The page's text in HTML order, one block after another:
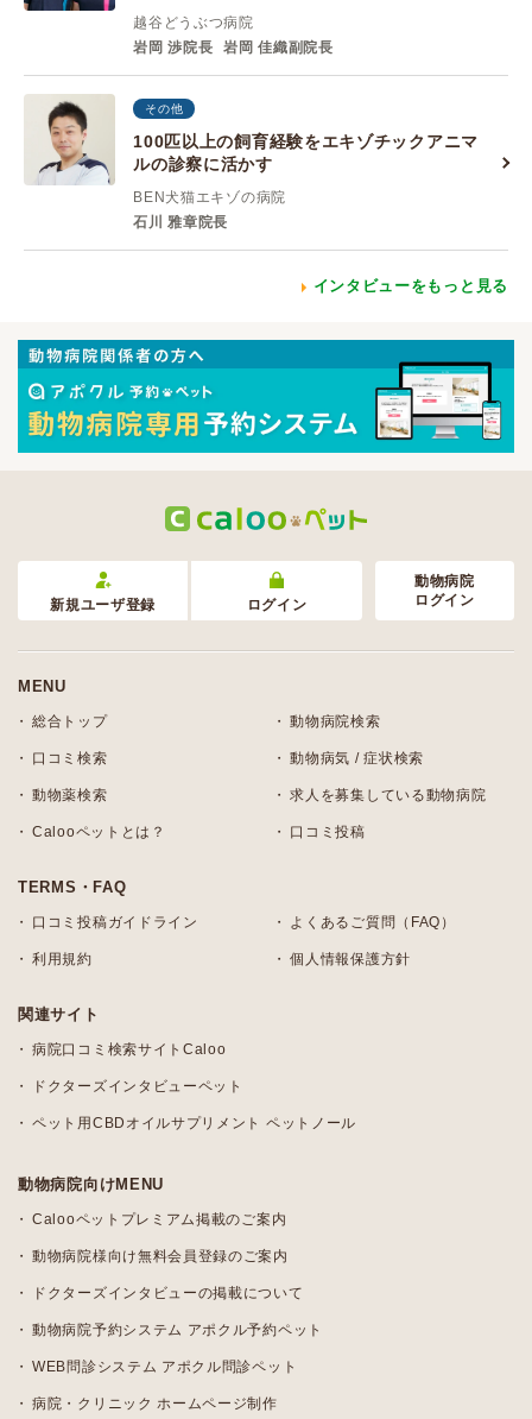
越谷どうぶつ病院
岩岡 渉院長
岩岡 佳織副院長
その他
100匹以上の飼育経験をエキゾチックアニマ
ルの診察に活かす
BEN犬猫エキゾの病院
石川 雅章院長
インタビューをもっと見る
新規ユーザ登録 ログイン
動物病院
ログイン
MENU
総合トップ 動物病院検索
口コミ検索 動物病気 / 症状検索
動物薬検索 求人を募集している動物病院
Calooペットとは？ 口コミ投稿
TERMS・FAQ
口コミ投稿ガイドライン よくあるご質問（FAQ）
利用規約 個人情報保護方針
関連サイト
病院口コミ検索サイトCaloo
ドクターズインタビューペット
ペット用CBDオイルサプリメント ペットノール
動物病院向けMENU
Calooペットプレミアム掲載のご案内
動物病院様向け無料会員登録のご案内
ドクターズインタビューの掲載について
動物病院予約システム アポクル予約ペット
WEB問診システム アポクル問診ペット
病院・クリニック ホームページ制作